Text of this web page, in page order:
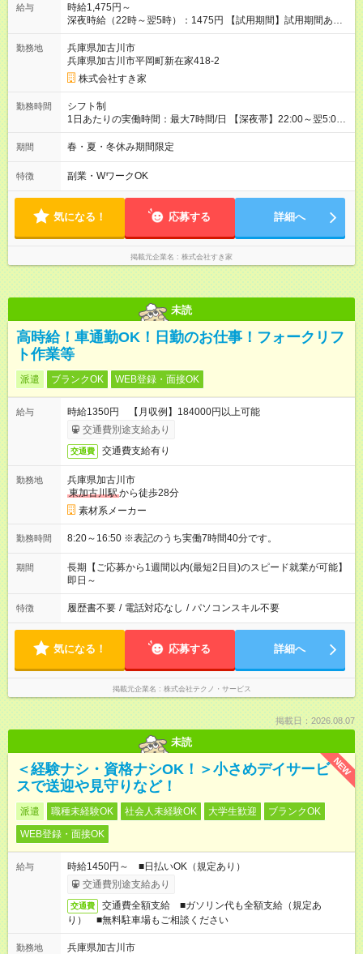
給与
時給1,475円～
深夜時給（22時～翌5時）：1475円 【試用期間】試用期間あり
試用期間の長さ：1ヶ月 雇用形態、給与は本採用時と同じです。
試用期間の実態は30日（※条件変更なし）ですが、切り上げで
一ヶ月とさせていただきます。 研修制度あり：15時間(研修中も
同時給）
勤務地
兵庫県加古川市
兵庫県加古川市平岡町新在家418-2
株式会社すき家
勤務時間
シフト制
1日あたりの実働時間：最大7時間/日 【深夜帯】22:00～翌5:00
週2日～・1日2h～OK◎ ※22:00から翌5:00までは18歳以上の方
のみ勤務可能です（18歳未満の深夜業務禁止のため） ★深夜で
す。 必ず、2名以上での勤務を行いますので、安心して働けま
す。
期間 春・夏・冬休み期間限定
特徴 副業・WワークOK
気になる！ 応募する 詳細へ
掲載元企業名 株式会社すき家
未読
高時給！車通勤OK！日勤のお仕事！フォークリフ
ト作業等
派遣 ブランクOK WEB登録・面接OK
給与
時給1350円 【月収例】184000円以上可能
交通費別途支給あり
交通費 交通費支給有り
勤務地
兵庫県加古川市
東加古川駅から徒歩28分
素材系メーカー
勤務時間 8:20～16:50 ※表記のうち実働7時間40分です。
期間
長期【ご応募から1週間以内(最短2日目)のスピード就業が可能】
即日～
特徴 履歴書不要 / 電話対応なし / パソコンスキル不要
気になる！ 応募する 詳細へ
掲載元企業名 株式会社テクノ・サービス
掲載日：2026.08.07
未読
NEW
＜経験ナシ・資格ナシOK！＞小さめデイサービ
スで送迎や見守りなど！
派遣 職種未経験OK 社会人未経験OK 大学生歓迎
ブランクOK
WEB登録・面接OK
給与
時給1450円～ ■日払いOK（規定あり）
交通費別途支給あり
交通費
交通費全額支給 ■ガソリン代も全額支給（規定あ
り） ■無料駐車場もご相談ください
勤務地
兵庫県加古川市